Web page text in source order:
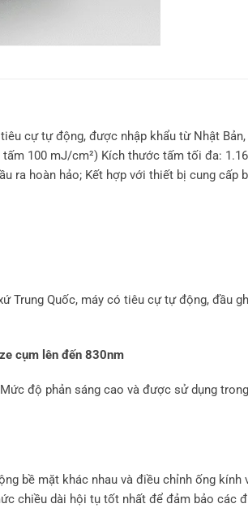
cự tự động, được nhập khẩu từ Nhật
100 mJ/cm²) Kích thước tấm tối đa:
ra hoàn hảo; Kết hợp với thiết bị cung
Trung Quốc, máy có tiêu cự tự động,
cụm lên đến 830nm
độ phản sáng cao và được sử dụng
bề mặt khác nhau và điều chỉnh ống
chiều dài hội tụ tốt nhất để đảm bảo các